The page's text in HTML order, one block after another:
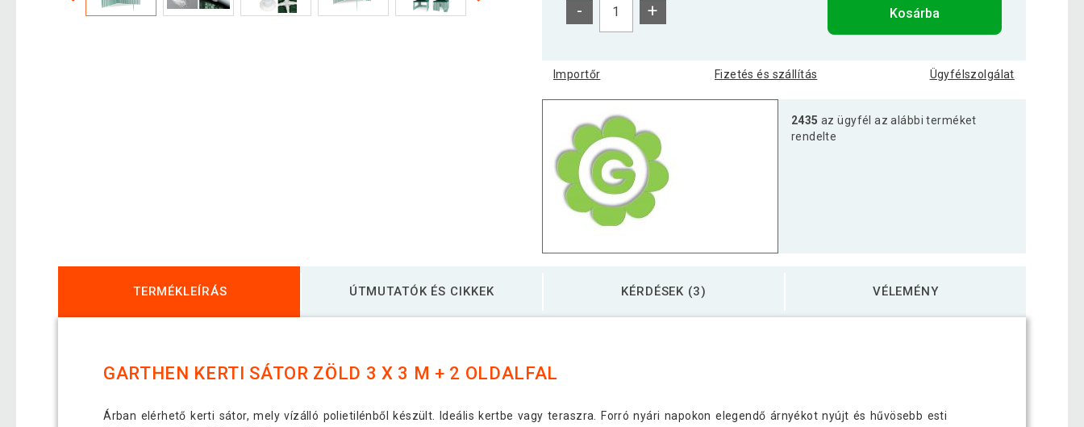
- + Kosárba
Importőr Fizetés és szállítás Ügyfélszolgálat
2435 az ügyfél az alábbi terméket
rendelte
TERMÉKLEÍRÁS ÚTMUTATÓK ÉS CIKKEK KÉRDÉSEK (3) VÉLEMÉNY
GARTHEN KERTI SÁTOR ZÖLD 3 X 3 M + 2 OLDALFAL
Árban elérhető kerti sátor, mely vízálló polietilénből készült. Ideális kertbe vagy teraszra. Forró nyári napokon elegendő árnyékot nyújt és hűvösebb esti